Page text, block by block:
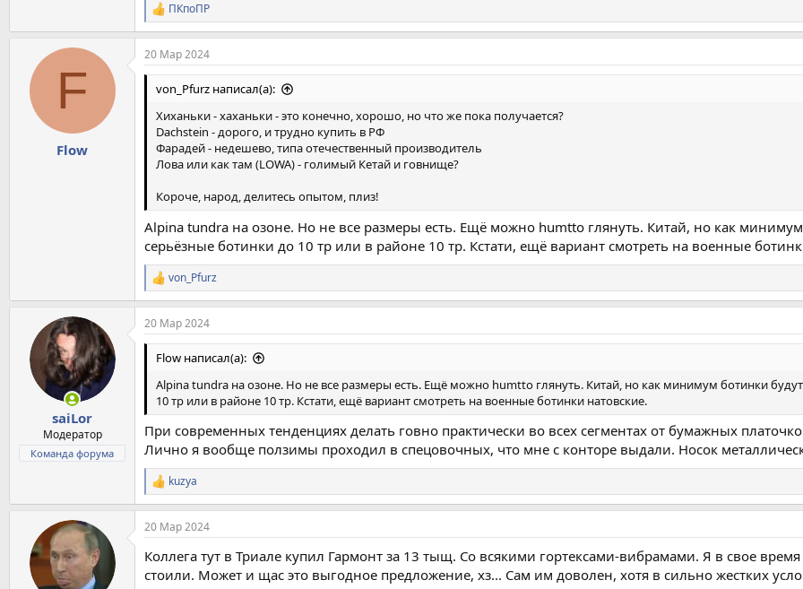
Р
е
а
к
ц
и
ПКпоПР
F
Flow
20 Мар 2024
von_Pfurz написал(а):
Хиханьки - хаханьки - это конечно, хорошо, но что же пока получается?
Dachstein - дорого, и трудно купить в РФ
Фарадей - недешево, типа отечественный производитель
Лова или как там (LOWA) - голимый Кетай и говнище?
Короче, народ, делитесь опытом, плиз!
Alpina tundra на озоне. Но не все размеры есть. Ещё можно humtto глянуть. Китай, но как
серьёзные ботинки до 10 тр или в районе 10 тр. Кстати, ещё вариант смотреть на военные
Р
е
а
к
ц
и
von_Pfurz
saiLor
Модератор
Команда форума
20 Мар 2024
Flow написал(а):
Alpina tundra на озоне. Но не все размеры есть. Ещё можно humtto глянуть. Китай, но как минимум ботинки
10 тр или в районе 10 тр. Кстати, ещё вариант смотреть на военные ботинки натовские.
При современных тенденциях делать говно практически во всех сегментах от бумажных
Лично я вообще ползимы проходил в спецовочных, что мне с конторе выдали. Носок
Р
е
а
к
и
и
kuzya
20 Мар 2024
Коллега тут в Триале купил Гармонт за 13 тыщ. Со всякими гортексами-вибрамами. Я в свое
стоили. Может и щас это выгодное предложение, хз... Сам им доволен, хотя в сильно жестких